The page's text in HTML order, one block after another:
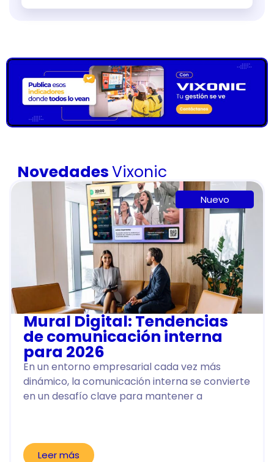
NovedadesVixonic
Nuevo
Mural Digital: Tendencias
de comunicación interna
para 2026
En un entorno empresarial cada vez más
dinámico, la comunicación interna se convierte
en un desafío clave para mantener a
Leer más